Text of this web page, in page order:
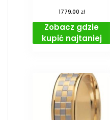
1779,00 zł
Zobacz gdzie
kupić najtaniej